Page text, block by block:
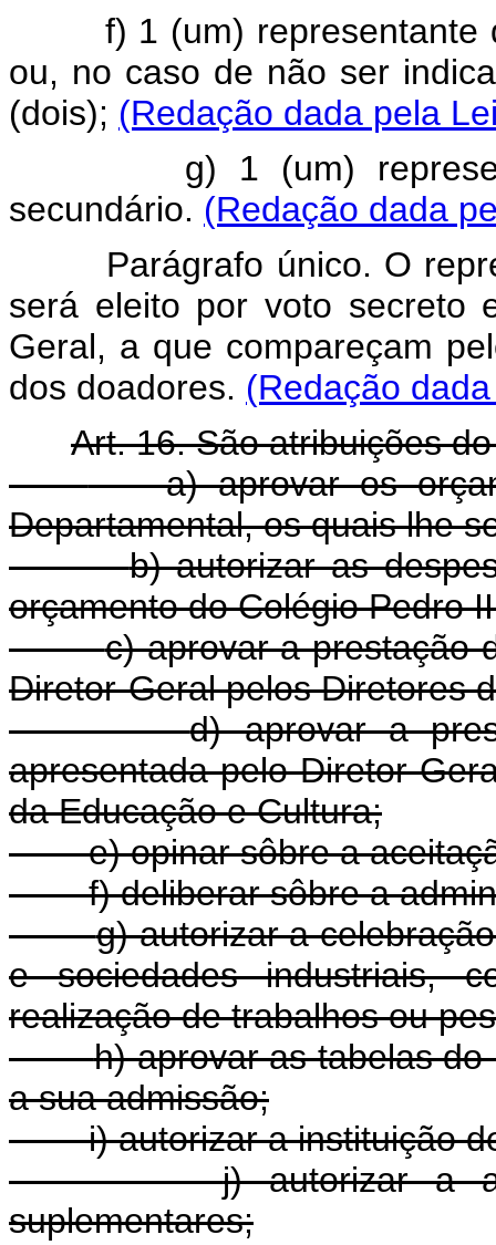
f) 1 (um) representante
ou, no caso de não ser
(dois); (Redação dada pela
g) 1 (um)
secundário. (Redação dada
Parágrafo único. O
será eleito por voto secreto
Geral, a que compareçam
dos doadores. (Redação
Art. 16. São atribuições
a) aprovar os
Departamental, os quais lhe
b) autorizar as
orçamento do Colégio Pedro
c) aprovar a prestação
Diretor-Geral pelos Diretores
d) aprovar a
apresentada pelo Diretor-
da Educação e Cultura;
e) opinar sôbre a
f) deliberar sôbre a
g) autorizar a
e sociedades industriais,
realização de trabalhos ou
h) aprovar as tabelas
a sua admissão;
i) autorizar a instituição
j) autorizar a
suplementares;